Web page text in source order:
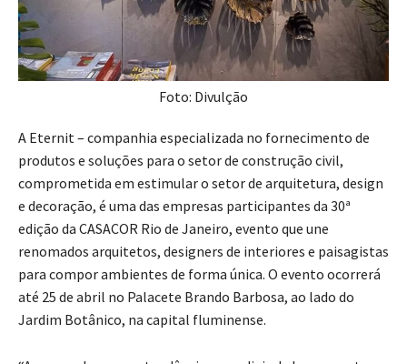
Foto: Divulção
A Eternit – companhia especializada no fornecimento de
produtos e soluções para o setor de construção civil,
comprometida em estimular o setor de arquitetura, design
e decoração, é uma das empresas participantes da 30ª
edição da CASACOR Rio de Janeiro, evento que une
renomados arquitetos, designers de interiores e paisagistas
para compor ambientes de forma única. O evento ocorrerá
até 25 de abril no Palacete Brando Barbosa, ao lado do
Jardim Botânico, na capital fluminense.